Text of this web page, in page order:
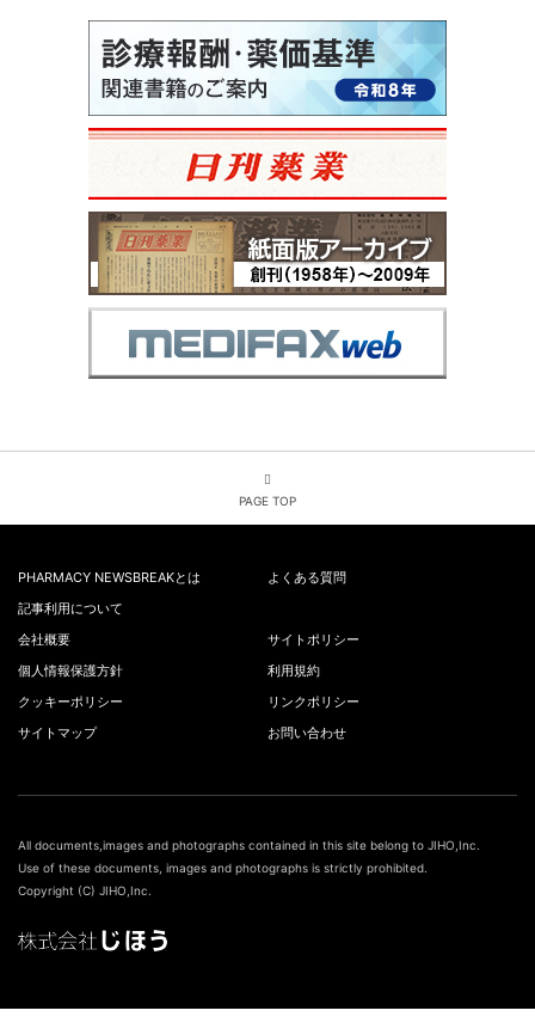
PAGE TOP
PHARMACY NEWSBREAKとは
よくある質問
記事利用について
会社概要
サイトポリシー
個人情報保護方針
利用規約
クッキーポリシー
リンクポリシー
サイトマップ
お問い合わせ
All documents,images and photographs contained in this site belong to JIHO,Inc.
Use of these documents, images and photographs is strictly prohibited.
Copyright (C) JIHO,Inc.